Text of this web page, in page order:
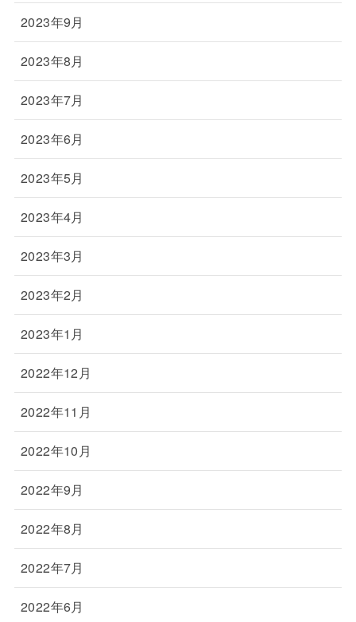
2023年9月
2023年8月
2023年7月
2023年6月
2023年5月
2023年4月
2023年3月
2023年2月
2023年1月
2022年12月
2022年11月
2022年10月
2022年9月
2022年8月
2022年7月
2022年6月